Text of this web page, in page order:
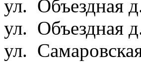
ул. Объездная
ул. Объездная
ул.